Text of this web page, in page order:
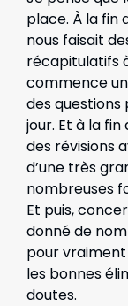
place. À la fin
nous faisait
récapitulatifs
commence
des questions
jour. Et à la
des révisions
d’une très
nombreuses
Et puis,
donné de
pour
les bonnes
doutes.